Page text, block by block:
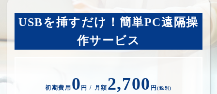
USBを挿すだけ！簡単PC遠隔操
作サービス
初期費用 0 円 / 月額2,700 円(税別)